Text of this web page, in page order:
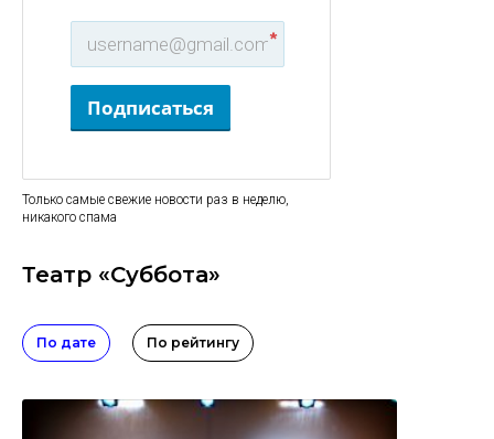
*
Подписаться
Только самые свежие новости раз в неделю,
никакого спама
Театр «Суббота»
По дате По рейтингу